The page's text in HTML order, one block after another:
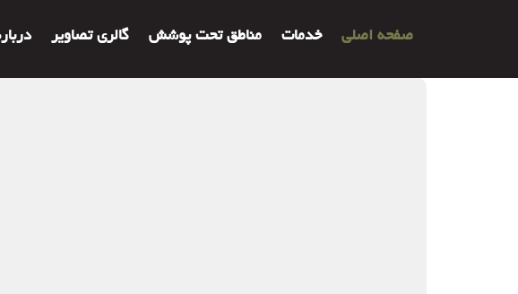
صفحه اصلی خدمات مناطق تحت پوشش گالری تصاویر